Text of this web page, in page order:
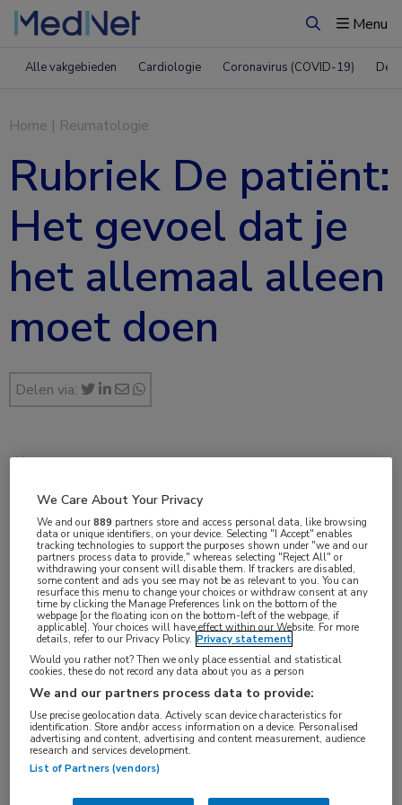
ZoekenMenu
Alle vakgebieden Cardiologie Coronavirus (COVID-19)
Home | Reumatologie
Rubriek De patiënt:
Het gevoel dat je
het allemaal alleen
moet doen
Delen via:
Vakgebieden:
Reumatologie
Aandachtsgebieden:
Spondyloartritis
Tags:
Bechterew
We Care About Your Privacy
We and our889 partners store and access personal data, like browsing
data or unique identifiers, on your device. Selecting "I Accept" enables
tracking technologies to support the purposes shown under "we and our
partners process data to provide," whereas selecting "Reject All" or
withdrawing your consent will disable them. If trackers are disabled,
some content and ads you see may not be as relevant to you. You can
resurface this menu to change your choices or withdraw consent at any
time by clicking the Manage Preferences link on the bottom of the
webpage [or the floating icon on the bottom-left of the webpage, if
applicable]. Your choices will have effect within our Website. For more
details, refer to our Privacy Policy. Privacy statement
Would you rather not? Then we only place essential and statistical
cookies, these do not record any data about you as a person
We and our partners process data to provide:
Use precise geolocation data. Actively scan device characteristics for
identification. Store and/or access information on a device. Personalised
advertising and content, advertising and content measurement, audience
research and services development.
List of Partners (vendors)